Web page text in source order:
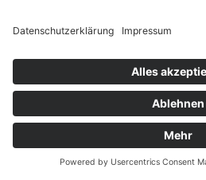
Städtereisen zu Coronazeiten?
die Spreemetropole im
Impressum
© MIKS